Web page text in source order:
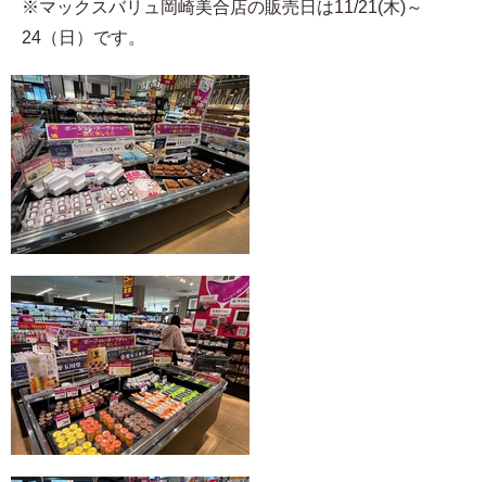
※マックスバリュ岡崎美合店の販売日は11/21(木)～
24（日）です。